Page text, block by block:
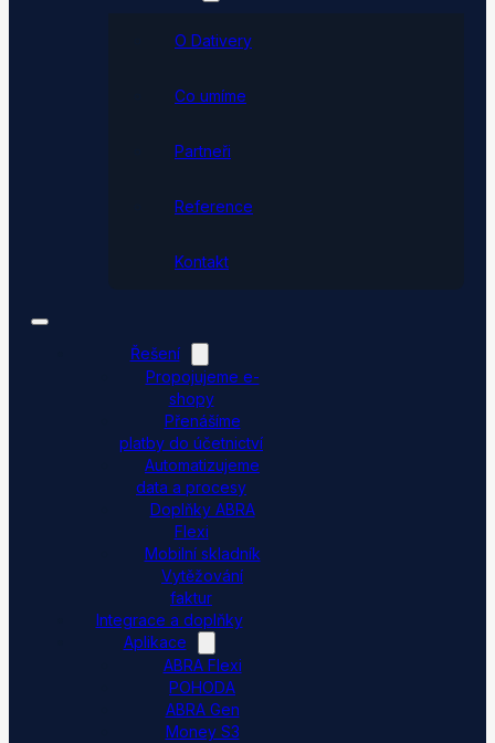
O Dativery
Co umíme
Partneři
Reference
Kontakt
Řešení
Propojujeme e-
shopy
Přenášíme
platby do účetnictví
Automatizujeme
data a procesy
Doplňky ABRA
Flexi
Mobilní skladník
Vytěžování
faktur
Integrace a doplňky
Aplikace
ABRA Flexi
POHODA
ABRA Gen
Money S3